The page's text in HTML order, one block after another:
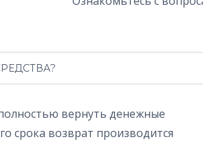
вернуть денежные
срока возврат производится